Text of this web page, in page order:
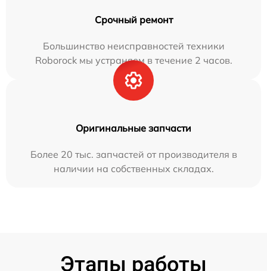
Срочный ремонт
Большинство неисправностей техники
Roborock мы устраняем в течение 2 часов.
Оригинальные запчасти
Более 20 тыс. запчастей от производителя в
наличии на собственных складах.
Этапы работы